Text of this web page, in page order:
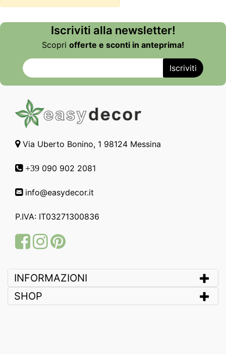
Iscriviti alla newsletter!
Scopri offerte e sconti in anteprima!
Via Uberto Bonino, 1 98124 Messina
+39 090 902 2081
info@easydecor.it
P.IVA: IT03271300836
FacebookInstagram
Pinterest
INFORMAZIONI
SHOP